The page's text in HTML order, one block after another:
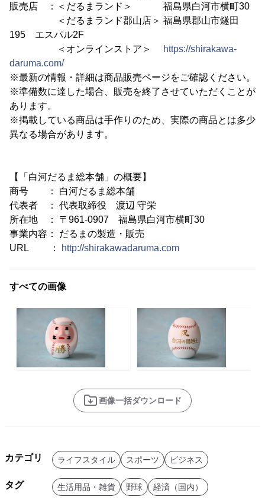
販売店 ：＜だるまランド＞ 福島県白河市横町30
＜だるまランド郡山店＞ 福島県郡山市燧田
195 エスパル2F
＜オンラインストア＞
https://shirakawa-
daruma.com/
※最新の情報・詳細は商品販売ページをご確認ください。
※準備数に達した場合、販売を終了させていただくことが
あります。
※掲載している商品は手作りのため、実際の商品とは多少
異なる場合があります。
【「白河だるま総本舗」の概要】
商号 ： 白河だるま総本舗
代表者 ： 代表取締役 渡辺 守栄
所在地 ： 〒961-0907 福島県白河市横町30
事業内容： だるまの製造・販売
URL ：
http://shirakawadaruma.com
すべての画像
画像一括ダウンロード
カテゴリ ライフスタイル スポーツ ビジネス
タグ 生活用品・雑貨 野球 経済（国内）